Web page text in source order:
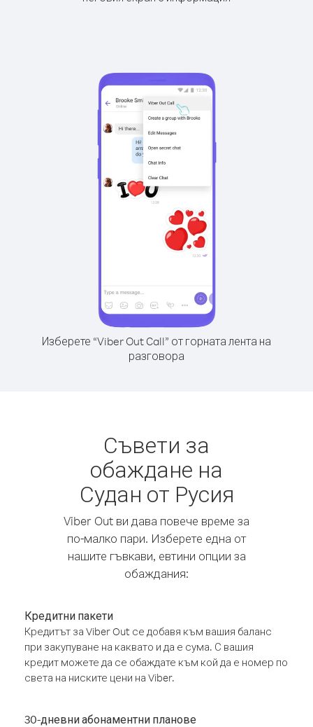
Изберете “Viber Out Call” от горната лента на
разговора
Съвети за
обаждане на
Судан от Русия
Viber Out ви дава повече време за
по-малко пари. Изберете една от
нашите гъвкави, евтини опции за
обаждания:
Кредитни пакети
Кредитът за Viber Out се добавя към вашия баланс
при закупуване на каквато и да е сума. С вашия
кредит можете да се обаждате към кой да е номер по
света на ниските цени на Viber.
30-дневни абонаментни планове